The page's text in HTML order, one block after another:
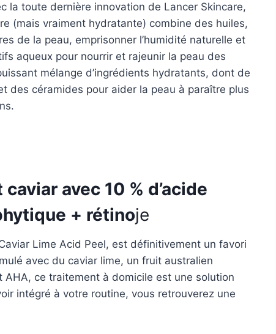
la toute dernière innovation de Lancer Skincare,
(mais vraiment hydratante) combine des huiles,
de la peau, emprisonner l’humidité naturelle et
aqueux pour nourrir et rajeunir la peau des
mélange d’ingrédients hydratants, dont de
des céramides pour aider la peau à paraître plus
avec 10 % d’acide
+ rétinoje
Lime Acid Peel, est définitivement un favori
avec du caviar lime, un fruit australien
ce traitement à domicile est une solution
intégré à votre routine, vous retrouverez une